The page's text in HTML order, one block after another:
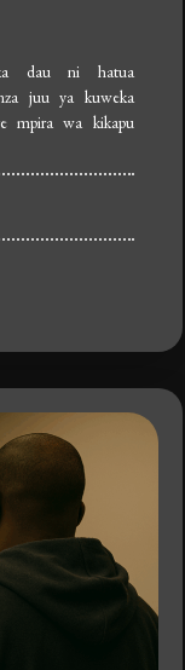
dau ni hatua
juu ya kuweka
mpira wa kikapu